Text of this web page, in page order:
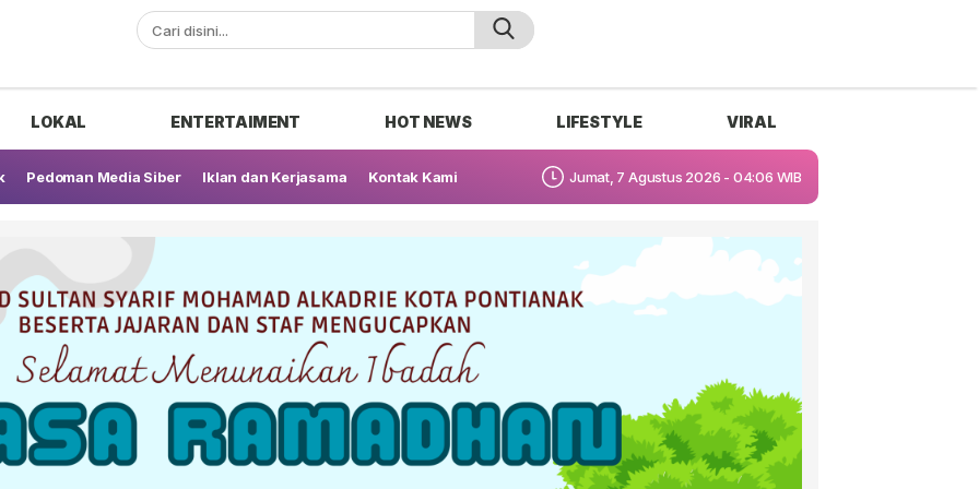
LOKAL ENTERTAIMENT HOT NEWS LIFESTYLE VIRAL
Pedoman Media Siber Iklan dan Kerjasama Kontak Kami Jumat, 7 Agustus 2026 - 04:06 WIB